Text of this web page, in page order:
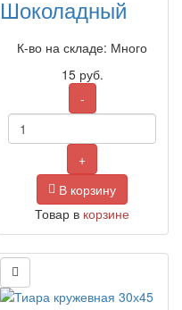
Шоколадный
К-во на складе: Много
15 руб.
-
+
В корзину
Товар в корзине